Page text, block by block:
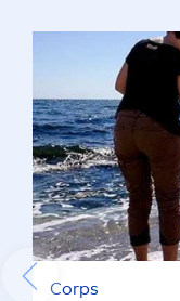
Corps